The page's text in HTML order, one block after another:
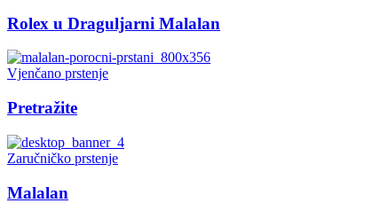
Rolex u Draguljarni Malalan
Vjenčano prstenje
Pretražite
Zaručničko prstenje
Malalan